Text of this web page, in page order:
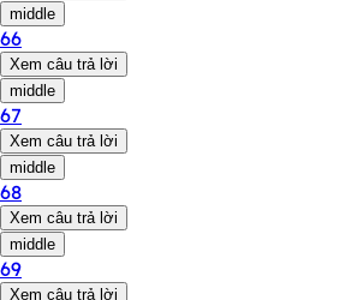
middle
66
Xem câu trả lời
middle
67
Xem câu trả lời
middle
68
Xem câu trả lời
middle
69
Xem câu trả lời